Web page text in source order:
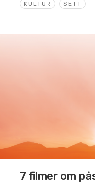
KULTUR SETT
7 filmer om